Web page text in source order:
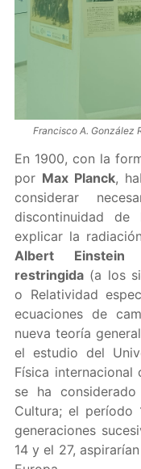
Francisco A. González
En 1900, con la
por Max Planck,
considerar
discontinuidad
explicar la
Albert Einstein
restringida(a los
o Relatividad
ecuaciones de
nueva teoría
el estudio del
Física internacional
se ha
Cultura; el período
generaciones
14 y el 27,